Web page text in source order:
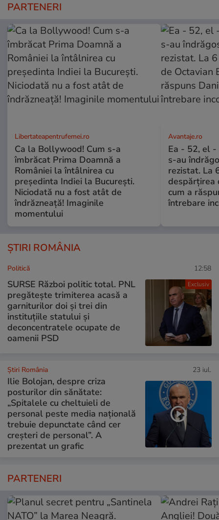
PARTENERI
Libertateapentrufemei.ro
Ca la Bollywood! Cum s-a
îmbrăcat Prima Doamnă a
României la întâlnirea cu
președinta Indiei la București.
Niciodată nu a fost atât de
îndrăzneață! Imaginile
momentului
Avantaje.ro
Ea - 52, el -
s-au
rezistat. La
despărțirea
cum a
întrebare
ȘTIRI ROMÂNIA
Exclusiv
Politică 12:58
SURSE Război politic total. PNL
pregătește trimiterea acasă a
garniturilor doi și trei din
instituțiile statului și
deconcentratele ocupate de
oamenii PSD
Știri România 23 iul.
Ilie Bolojan, despre criza
posturilor din sănătate:
„Spitalele cu cheltuieli de
personal peste media națională
trebuie depunctate când cer
creșteri de personal”. A
prezentat un grafic
PARTENERI